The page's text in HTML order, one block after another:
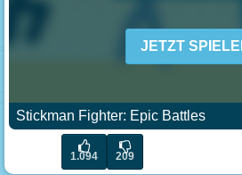
JETZT
Stickman Fighter: Epic Battles
1.094 209